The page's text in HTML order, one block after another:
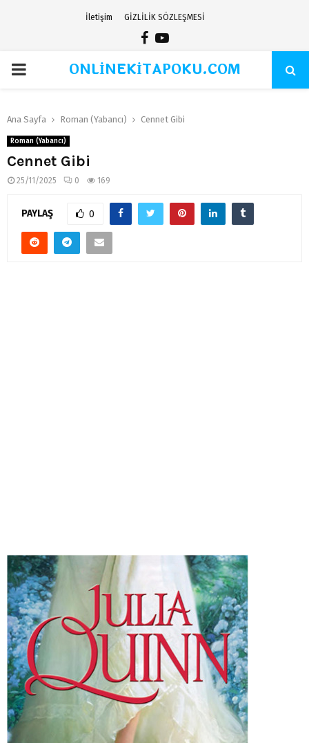
İletişim GİZLİLİK SÖZLEŞMESİ
Facebook
Youtube
PRIMARYONLİNEKİTAPOKU.COM
Ana Sayfa Roman (Yabancı) Cennet Gibi
Roman (Yabancı)
Cennet Gibi
25/11/2025 0 169
PAYLAŞ 0